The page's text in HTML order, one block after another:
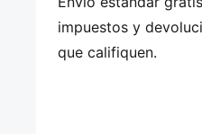
el día de hoy. Esta
nuestra colección
rica herencia de
impuestos y
que califiquen.